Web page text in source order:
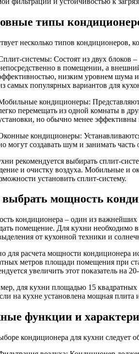
типы
несколько типов кондиционеров,
системы: Состоят из двух блоков
в помещении, а
низким уровнем шума
самых популярных вариантов для
кондиционеры:
перемещать из одной комнаты в
но обычно менее
кондиционеры:
могут создавать шум и занимать часть
рекомендуется выбирать сплит-
и очистку воздуха. Мобильные и
установить сплит-систему.
мощность
кондиционера – один из важнейших
помещение. Для кухни необходимо
от кухонной техники и
для расчета мощности кондиционера
метров площади помещения при
увеличить этот показатель на
для кухни площадью 15 квадратных
на кухне установлена мощная плита
функции и
кондиционера для кухни следует